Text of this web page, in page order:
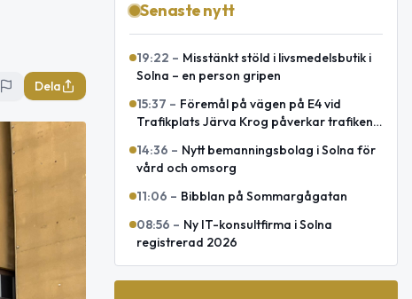
Dela
Senaste nytt
19:22 – Misstänkt stöld i livsmedelsbutik i
Solna – en person gripen
15:37 – Föremål på vägen på E4 vid
Trafikplats Järva Krog påverkar trafiken
14:36 – Nytt bemanningsbolag i Solna för
vård och omsorg
11:06 – Bibblan på Sommargågatan
08:56 – Ny IT-konsultfirma i Solna
registrerad 2026